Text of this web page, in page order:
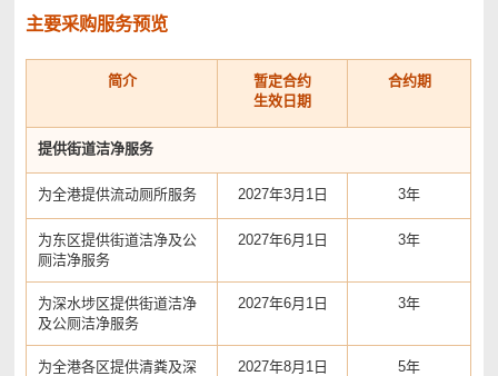
主要采购服务预览
简介
暂定合约
生效日期
合约期
提供街道洁净服务
为全港提供流动厕所服务 2027年3月1日 3年
为东区提供街道洁净及公
厕洁净服务
2027年6月1日 3年
为深水埗区提供街道洁净
及公厕洁净服务
2027年6月1日 3年
为全港各区提供清粪及深
2027年8月1日 5年